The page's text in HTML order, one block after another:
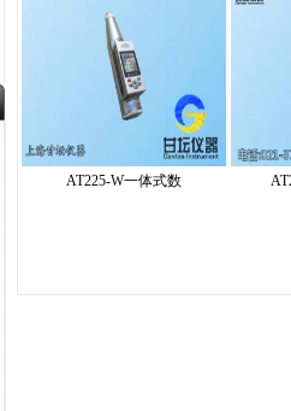
AT225-W一体式数